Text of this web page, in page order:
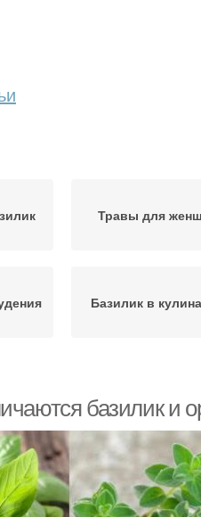
Травы для
Базилик в
базилик и